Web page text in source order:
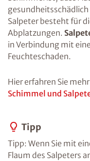
Salpeter besteht für
Abplatzungen.
in Verbindung mit
Feuchteschaden.
Hier erfahren Sie
Schimmel und
Tipp
Tipp: Wenn Sie mit
Flaum des Salpeters